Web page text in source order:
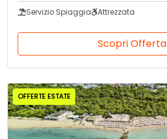
Servizio Spiaggia Attrezzata
Scopri Offerta
OFFERTE ESTATE